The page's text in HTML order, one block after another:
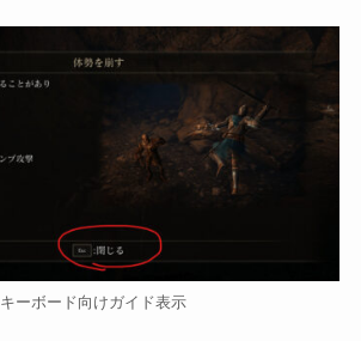
キーボード向けガイド表示